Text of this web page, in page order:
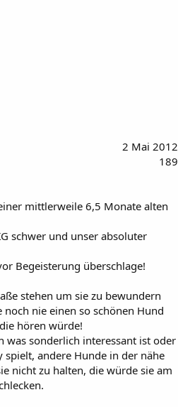
2 Mai 2012
189
mittlerweile 6,5 Monate alten
schwer und unser absoluter
Begeisterung überschlage!
stehen um sie zu bewundern
nie einen so schönen Hund
hören würde!
was sonderlich interessant ist oder
andere Hunde in der nähe
nicht zu halten, die würde sie am